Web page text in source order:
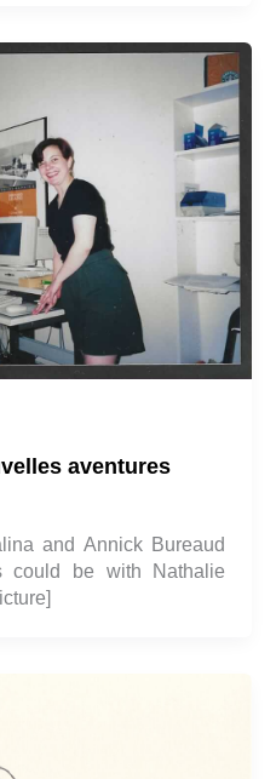
aventures
and Annick Bureaud
could be with Nathalie